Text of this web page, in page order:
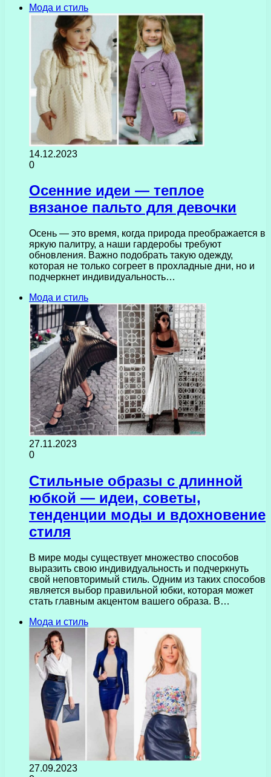
Мода и стиль
14.12.2023
0
Осенние идеи — теплое
вязаное пальто для девочки
Осень — это время, когда природа преображается в
яркую палитру, а наши гардеробы требуют
обновления. Важно подобрать такую одежду,
которая не только согреет в прохладные дни, но и
подчеркнет индивидуальность…
Мода и стиль
27.11.2023
0
Стильные образы с длинной
юбкой — идеи, советы,
тенденции моды и вдохновение
стиля
В мире моды существует множество способов
выразить свою индивидуальность и подчеркнуть
свой неповторимый стиль. Одним из таких способов
является выбор правильной юбки, которая может
стать главным акцентом вашего образа. В…
Мода и стиль
27.09.2023